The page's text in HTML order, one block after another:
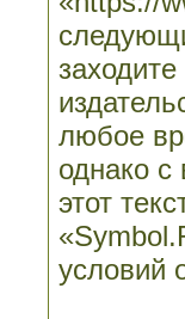
любое
однако
этот
условий